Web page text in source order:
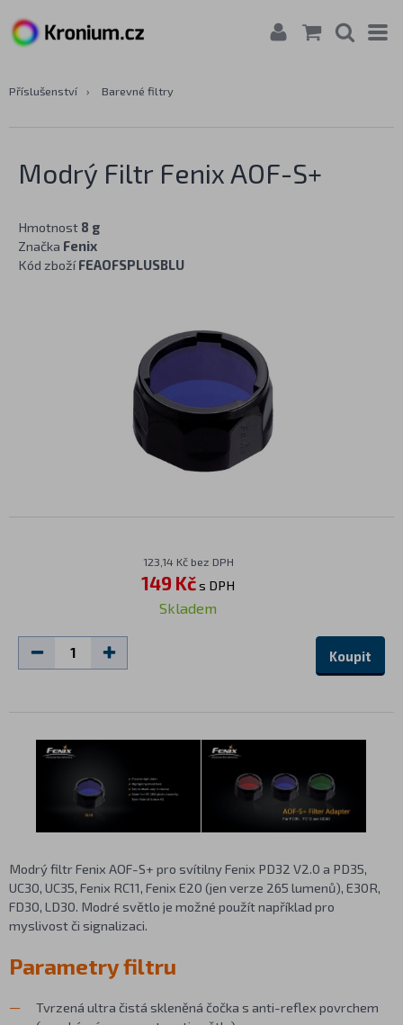
Příslušenství › Barevné filtry
Modrý Filtr Fenix AOF-S+
Hmotnost 8 g
Značka Fenix
Kód zbožíFEAOFSPLUSBLU
123,14 Kč bez DPH
149 Kčs DPH
Skladem
Koupit
Modrý filtr Fenix AOF-S+ pro svítilny Fenix PD32 V2.0 a PD35,
UC30, UC35, Fenix RC11, Fenix E20 (jen verze 265 lumenů), E30R,
FD30, LD30. Modré světlo je možné použít například pro
myslivost či signalizaci.
Parametry filtru
Tvrzená ultra čistá skleněná čočka s anti-reflex povrchem